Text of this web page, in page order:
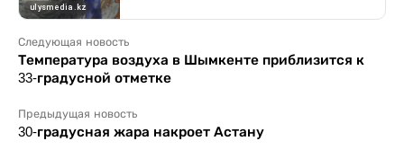
Следующая новость
Температура воздуха в Шымкенте приблизится к
33-градусной отметке
Предыдущая новость
30-градусная жара накроет Астану